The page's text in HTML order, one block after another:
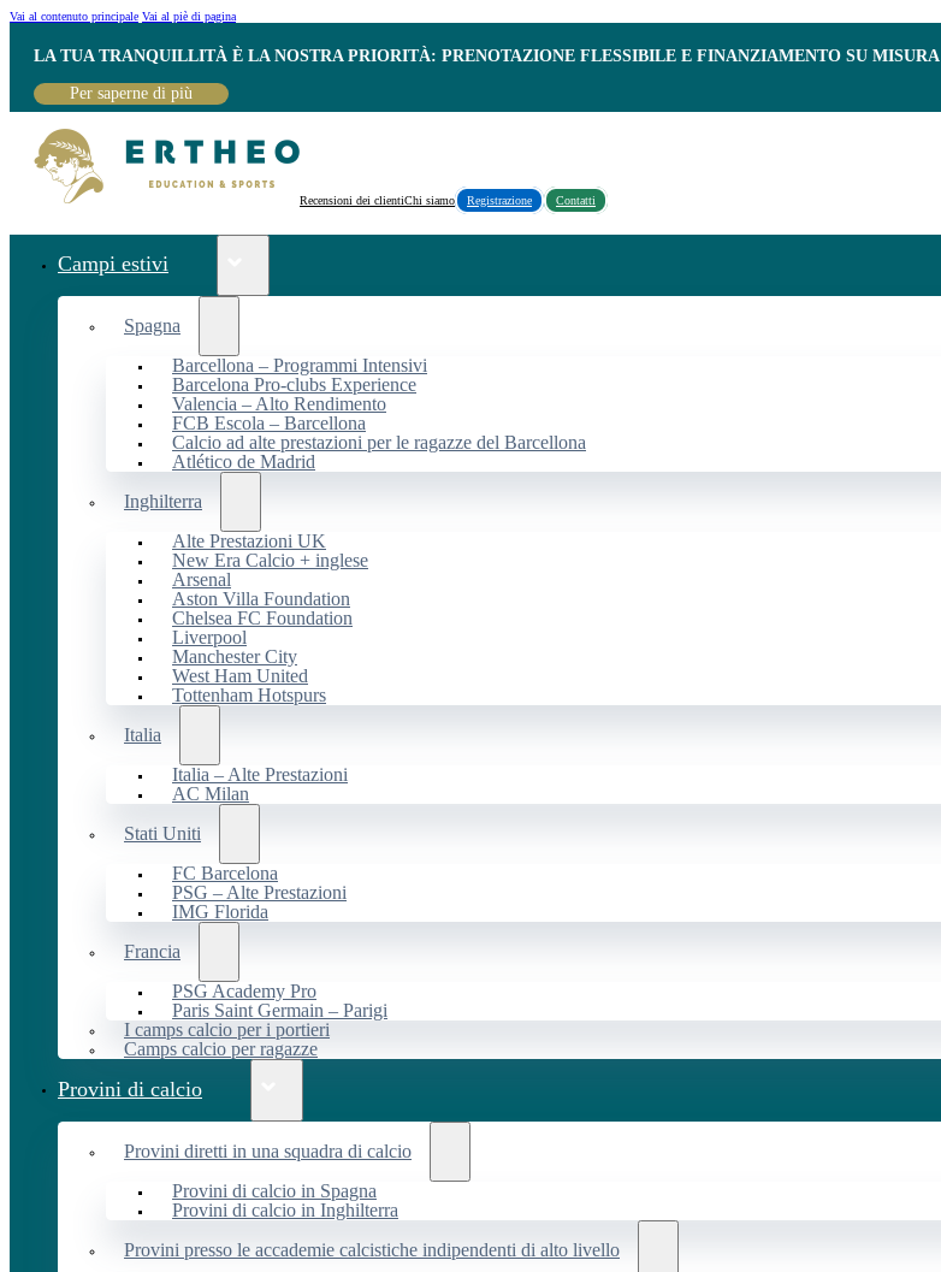
Vai al contenuto principale Vai al piè di pagina
LA TUA TRANQUILLITÀ È LA NOSTRA PRIORITÀ: PRENOTAZIONE FLESSIBILE E FINANZIAMENTO SU MISURA
Per saperne di più
Recensioni dei clientiChi siamo Registrazione Contatti
Campi estivi
Spagna
Barcellona – Programmi Intensivi
Barcelona Pro-clubs Experience
Valencia – Alto Rendimento
FCB Escola – Barcellona
Calcio ad alte prestazioni per le ragazze del Barcellona
Atlético de Madrid
Inghilterra
Alte Prestazioni UK
New Era Calcio + inglese
Arsenal
Aston Villa Foundation
Chelsea FC Foundation
Liverpool
Manchester City
West Ham United
Tottenham Hotspurs
Italia
Italia – Alte Prestazioni
AC Milan
Stati Uniti
FC Barcelona
PSG – Alte Prestazioni
IMG Florida
Francia
PSG Academy Pro
Paris Saint Germain – Parigi
I camps calcio per i portieri
Camps calcio per ragazze
Provini di calcio
Provini diretti in una squadra di calcio
Provini di calcio in Spagna
Provini di calcio in Inghilterra
Provini presso le accademie calcistiche indipendenti di alto livello